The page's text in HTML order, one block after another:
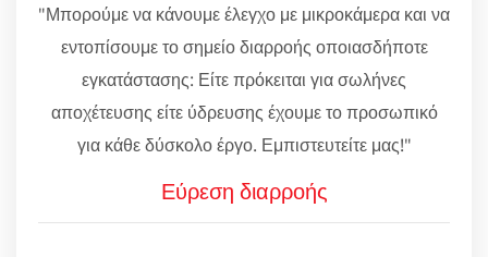
"Μπορούμε να κάνουμε έλεγχο με μικροκάμερα και να
εντοπίσουμε το σημείο διαρροής οποιασδήποτε
εγκατάστασης: Είτε πρόκειται για σωλήνες
αποχέτευσης είτε ύδρευσης έχουμε το προσωπικό
για κάθε δύσκολο έργο. Εμπιστευτείτε μας!"
Εύρεση διαρροής